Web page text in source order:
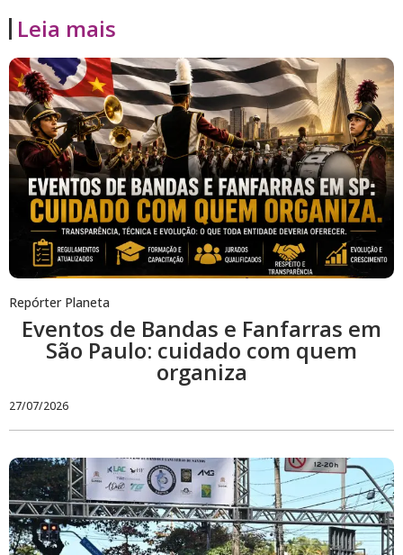
Leia mais
Repórter Planeta
Eventos de Bandas e Fanfarras em
São Paulo: cuidado com quem
organiza
27/07/2026